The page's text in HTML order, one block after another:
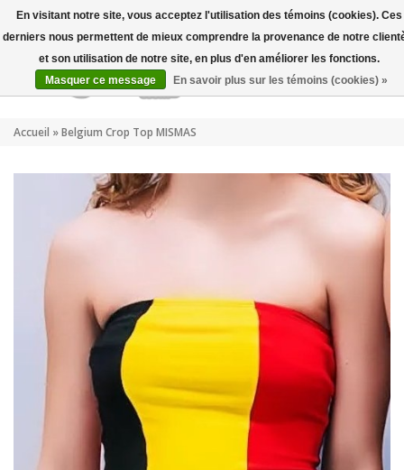
Mon compte FR
Accueil »Belgium Crop Top MISMAS
En visitant notre site, vous acceptez l'utilisation des témoins (cookies). Ces
derniers nous permettent de mieux comprendre la provenance de notre
et son utilisation de notre site, en plus d'en améliorer les fonctions.
Masquer ce message
En savoir plus sur les témoins (cookies) »